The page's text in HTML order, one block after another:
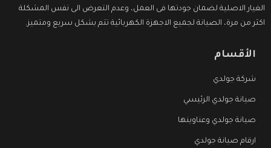
الغيار الاصلية لضمان جودتها فى العمل، وعدم التعرض الى نفس المشكلة
اكثر من مرة، الصيانة لجميع الاجهزة الكهربائية تتم بشكل سريع ومتميز.
الأقسام
شركة جولدي
صيانة جولدي الرئيسي
صيانة جولدي وعناوينها
ارقام صيانة جولدي